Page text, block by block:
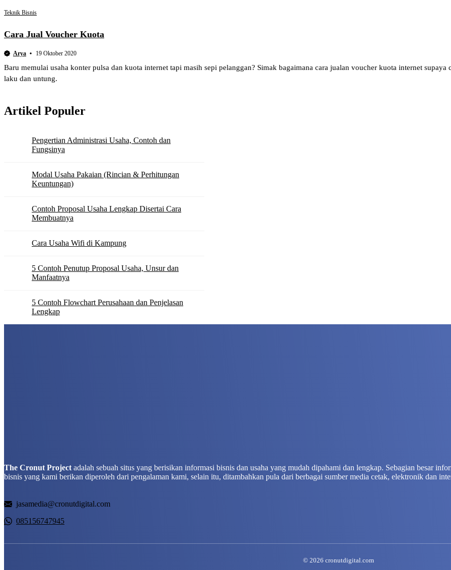
Teknik Bisnis
Cara Jual Voucher Kuota
Arya 19 Oktober 2020
Baru memulai usaha konter pulsa dan kuota internet tapi masih sepi pelanggan? Simak bagaimana cara jualan voucher kuota internet supaya
laku dan untung.
Artikel Populer
Pengertian Administrasi Usaha, Contoh dan
Fungsinya
Modal Usaha Pakaian (Rincian & Perhitungan
Keuntungan)
Contoh Proposal Usaha Lengkap Disertai Cara
Membuatnya
Cara Usaha Wifi di Kampung
5 Contoh Penutup Proposal Usaha, Unsur dan
Manfaatnya
5 Contoh Flowchart Perusahaan dan Penjelasan
Lengkap
The Cronut Projectadalah sebuah situs yang berisikan informasi bisnis dan usaha yang mudah dipahami dan lengkap. Sebagian besar
bisnis yang kami berikan diperoleh dari pengalaman kami, selain itu, ditambahkan pula dari berbagai sumber media cetak, elektronik dan
jasamedia@cronutdigital.com
085156747945
© 2026 cronutdigital.com